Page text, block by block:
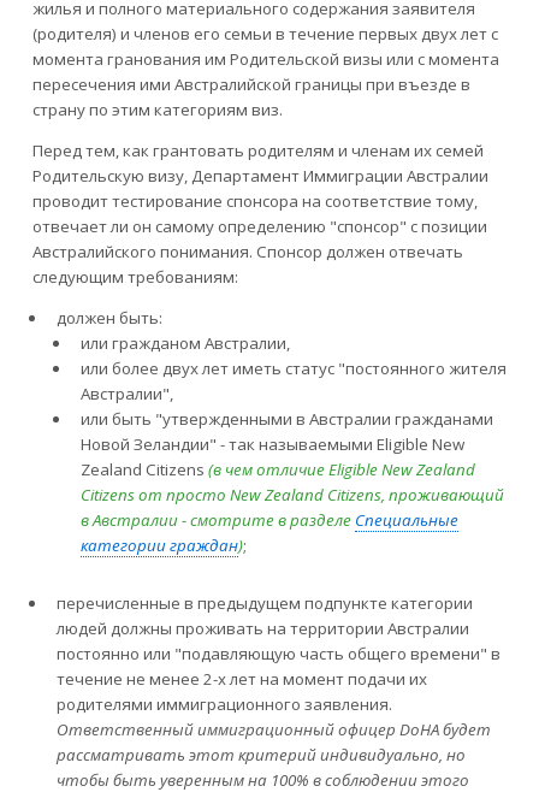
жилья и полного материального содержания заявителя
(родителя) и членов его семьи в течение первых двух лет с
момента гранования им Родительской визы или с момента
пересечения ими Австралийской границы при въезде в
страну по этим категориям виз.
Перед тем, как грантовать родителям и членам их семей
Родительскую визу, Департамент Иммиграции Австралии
проводит тестирование спонсора на соответствие тому,
отвечает ли он самому определению "спонсор" с позиции
Австралийского понимания. Спонсор должен отвечать
следующим требованиям:
должен быть:
или гражданом Австралии,
или более двух лет иметь статус "постоянного жителя
Австралии",
или быть "утвержденными в Австралии гражданами
Новой Зеландии" - так называемыми Eligible New
Zealand Citizens (в чем отличие Eligible New Zealand
Citizens от просто New Zealand Citizens, проживающий
в Австралии - смотрите в разделе Специальные
категории граждан);
перечисленные в предыдущем подпункте категории
людей должны проживать на территории Австралии
постоянно или "подавляющую часть общего времени" в
течение не менее 2-х лет на момент подачи их
родителями иммиграционного заявления.
Ответственный иммиграционный офицер DoHA будет
рассматривать этот критерий индивидуально, но
чтобы быть уверенным на 100% в соблюдении этого